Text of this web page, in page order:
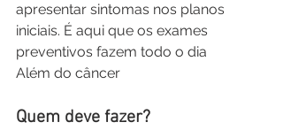
apresentar sintomas nos planos
iniciais. É aqui que os exames
preventivos fazem todo o dia
Além do câncer
Quem deve fazer?